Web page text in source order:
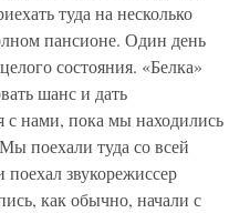
туда на несколько
пансионе. Один день
состояния. «Белка»
шанс и дать
с нами, пока мы находились
поехали туда со всей
звукорежиссер
как обычно, начали с